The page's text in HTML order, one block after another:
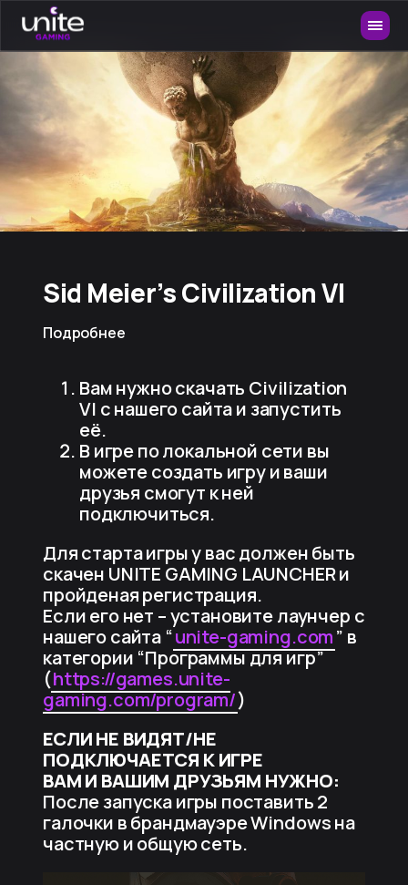
Sid Meier’s Civilization VI
Подробнее
Вам нужно скачать Civilization
VI c нашего сайта и запустить
её.
В игре по локальной сети вы
можете создать игру и ваши
друзья смогут к ней
подключиться.
Для старта игры у вас должен быть
скачен UNITE GAMING LAUNCHER и
пройденая регистрация.
Если его нет – установите лаунчер с
нашего сайта “unite-gaming.com” в
категории “Программы для игр”
(https://games.unite-
gaming.com/program/)
ЕСЛИ НЕ ВИДЯТ/НЕ
ПОДКЛЮЧАЕТСЯ К ИГРЕ
ВАМ И ВАШИМ ДРУЗЬЯМ НУЖНО:
После запуска игры поставить 2
галочки в брандмауэре Windows на
частную и общую сеть.